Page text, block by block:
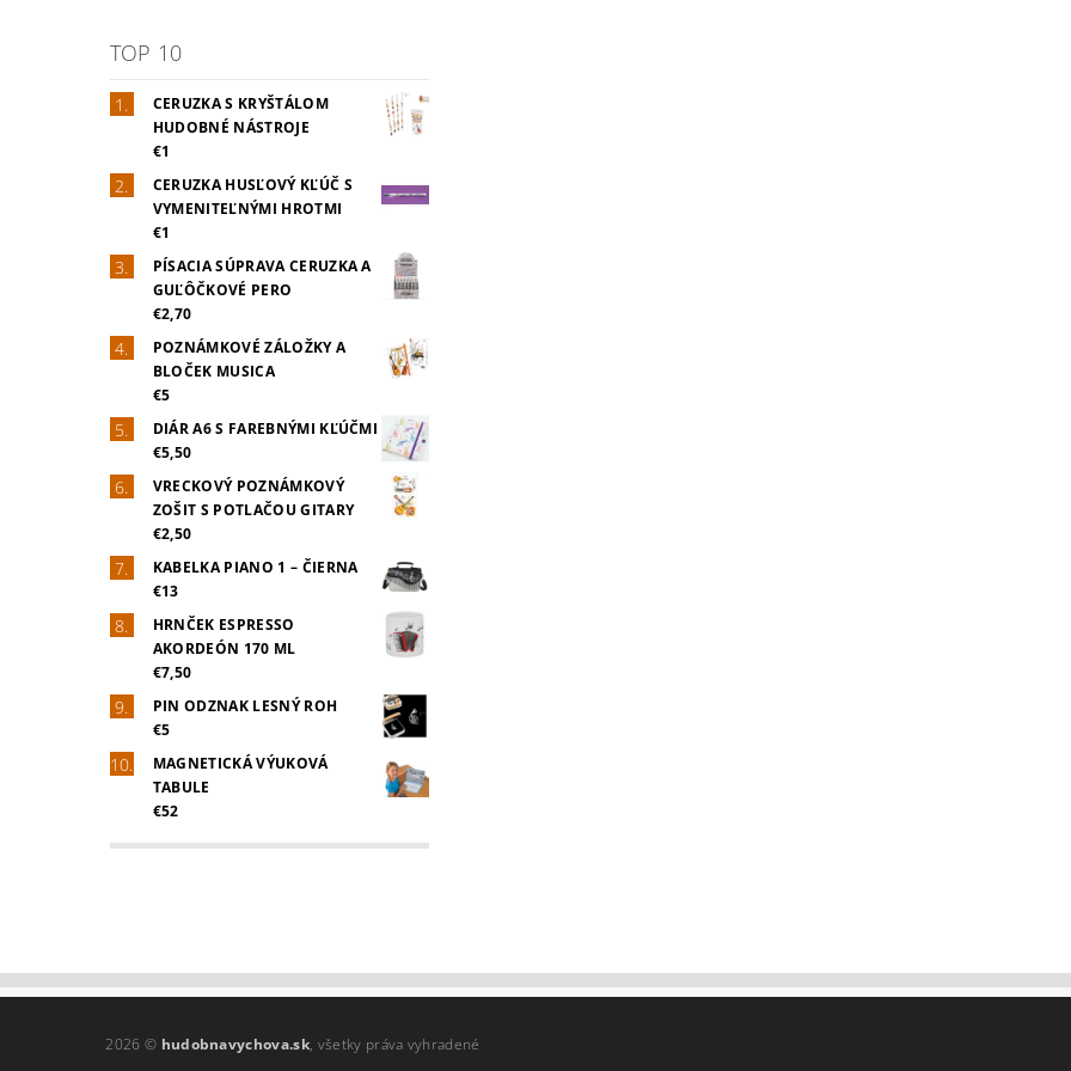
TOP 10
CERUZKA S KRYŠTÁLOM
HUDOBNÉ NÁSTROJE
€1
CERUZKA HUSĽOVÝ KĽÚČ S
VYMENITEĽNÝMI HROTMI
€1
PÍSACIA SÚPRAVA CERUZKA A
GUĽÔČKOVÉ PERO
€2,70
POZNÁMKOVÉ ZÁLOŽKY A
BLOČEK MUSICA
€5
DIÁR A6 S FAREBNÝMI KĽÚČMI
€5,50
VRECKOVÝ POZNÁMKOVÝ
ZOŠIT S POTLAČOU GITARY
€2,50
KABELKA PIANO 1 – ČIERNA
€13
HRNČEK ESPRESSO
AKORDEÓN 170 ML
€7,50
PIN ODZNAK LESNÝ ROH
€5
MAGNETICKÁ VÝUKOVÁ
TABULE
€52
2026 © hudobnavychova.sk, všetky práva vyhradené